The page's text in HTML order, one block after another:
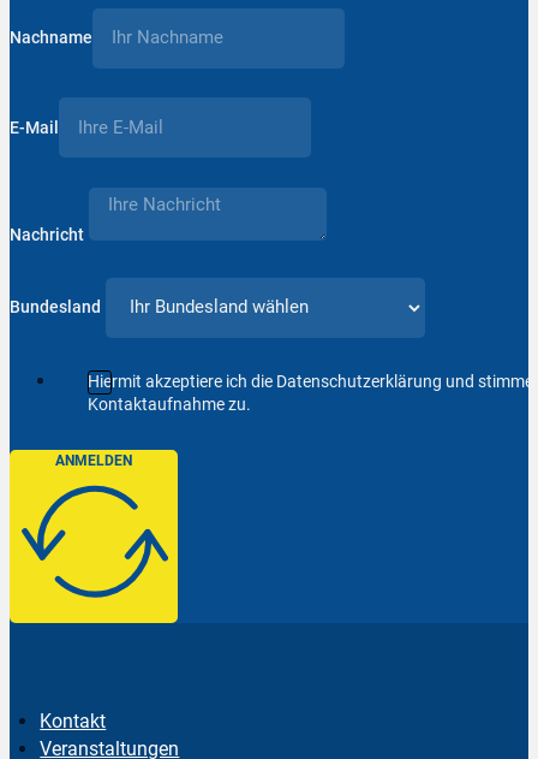
Nachname
E-Mail
Nachricht
Bundesland
Hiermit akzeptiere ich die Datenschutzerklärung und
Kontaktaufnahme zu.
ANMELDEN
Kontakt
Veranstaltungen